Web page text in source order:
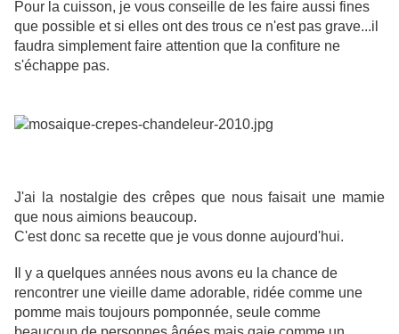
Pour la cuisson, je vous conseille de les faire aussi fines
que possible et si elles ont des trous ce n'est pas grave...il
faudra simplement faire attention que la confiture ne
s'échappe pas.
J'ai la nostalgie des crêpes que nous faisait une mamie
que nous aimions beaucoup.
C'est donc sa recette que je vous donne aujourd'hui.
Il y a quelques années nous avons eu la chance de
rencontrer une vieille dame adorable, ridée comme une
pomme mais toujours pomponnée, seule comme